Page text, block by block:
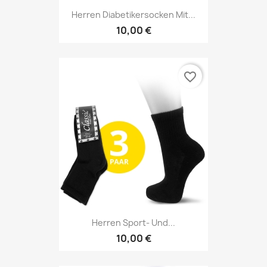
Herren Diabetikersocken Mit...
10,00 €
Herren Sport- Und...
10,00 €
favorite_border